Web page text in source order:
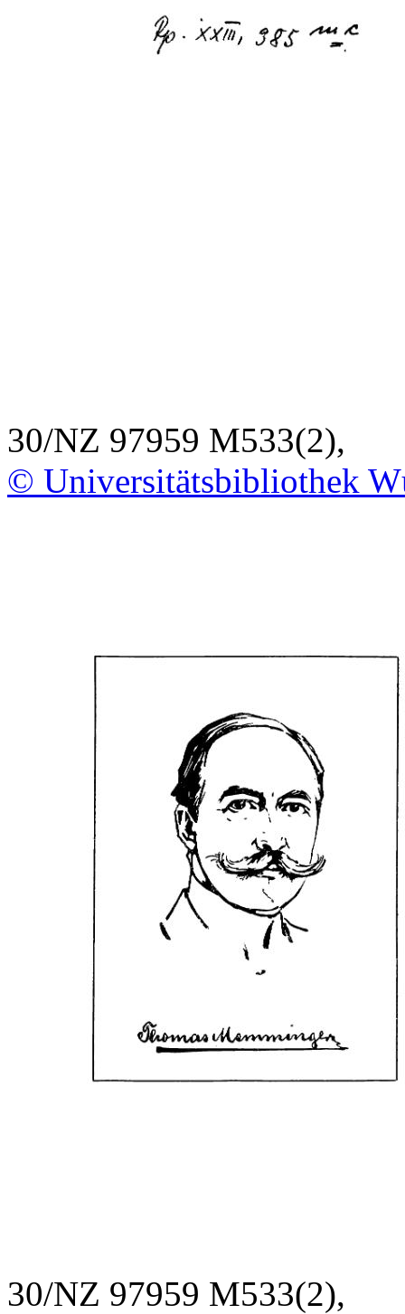
30/NZ 97959 M533(2),
© Universitätsbibliothek
30/NZ 97959 M533(2),